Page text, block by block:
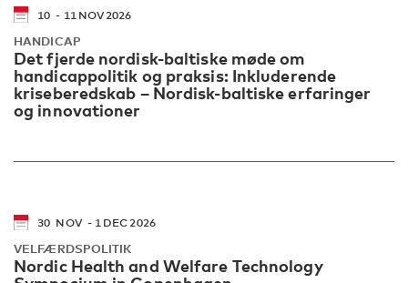
10 11 NOV 2026
HANDICAP
Det fjerde nordisk-baltiske møde om
handicappolitik og praksis: Inkluderende
kriseberedskab – Nordisk-baltiske erfaringer
og innovationer
30 NOV 1 DEC 2026
VELFÆRDSPOLITIK
Nordic Health and Welfare Technology